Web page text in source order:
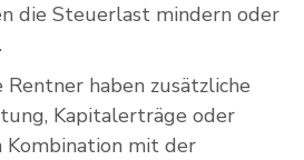
die Steuerlast mindern oder
haben zusätzliche
Kapitalerträge oder
Kombination mit der